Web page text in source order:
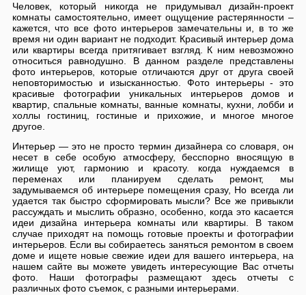
Человек, который никогда не придумывал дизайн-проект
комнаты самостоятельно, имеет ощущение растерянности –
кажется, что все фото интерьеров замечательны и, в то же
время ни один вариант не подходит. Красивый интерьер дома
или квартиры всегда притягивает взгляд. К ним невозможно
относиться равнодушно. В данном разделе представлены
фото интерьеров, которые отличаются друг от друга своей
неповторимостью и изысканностью. Фото интерьеры - это
красивые фотографии уникальных интерьеров домов и
квартир, спальные комнаты, ванные комнаты, кухни, лобби и
холлы гостиниц, гостиные и прихожие, и многое многое
другое.
Интерьер — это не просто термин дизайнера со словаря, он
несет в себе особую атмосферу, бесспорно вносящую в
жилище уют, гармонию и красоту. когда нуждаемся в
переменах или планируем сделать ремонт, мы
задумываемся об интерьере помещения сразу, Но всегда ли
удается так быстро сформировать мысли? Все же привыкли
рассуждать и мыслить образно, особенно, когда это касается
идеи дизайна интерьера комнаты или квартиры. В таком
случае приходят на помощь готовые проекты и фотографии
интерьеров. Если вы собираетесь заняться ремонтом в своем
доме и ищете новые свежие идеи для вашего интерьера, на
нашем сайте вы можете увидеть интересующие Вас отчеты
фото. Наши фотографы размещают здесь отчеты с
различных фото съемок, с разными интерьерами.